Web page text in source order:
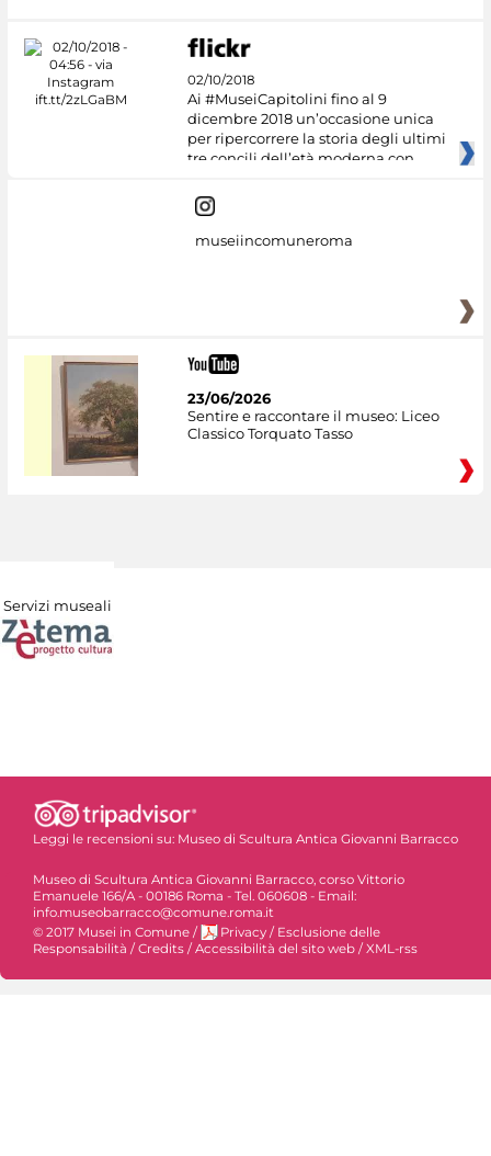
02/10/2018
Ai #MuseiCapitolini fino al 9
dicembre 2018 un’occasione unica
per ripercorrere la storia degli ultimi
tre concili dell’età moderna con
museiincomuneroma
23/06/2026
Sentire e raccontare il museo: Liceo
Classico Torquato Tasso
Servizi museali
Leggi le recensioni su: Museo di Scultura Antica Giovanni Barracco
Museo di Scultura Antica Giovanni Barracco, corso Vittorio
Emanuele 166/A - 00186 Roma - Tel. 060608 - Email:
info.museobarracco@comune.roma.it
© 2017 Musei in Comune / Privacy / Esclusione delle
Responsabilità /Credits /Accessibilità del sito web /XML-rss